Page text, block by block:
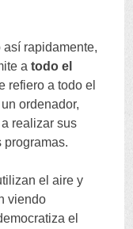
así rapidamente,
a todo el
refiero a todo el
ordenador,
a realizar sus
programas.
el aire y
viendo
el